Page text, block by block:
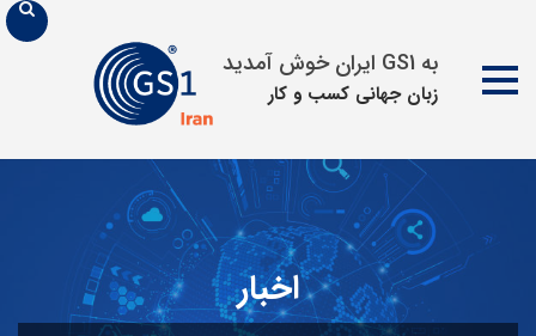
به GS1 ایران خوش آمدید
زبان جهانی كسب و كار
محتوا
اخبار